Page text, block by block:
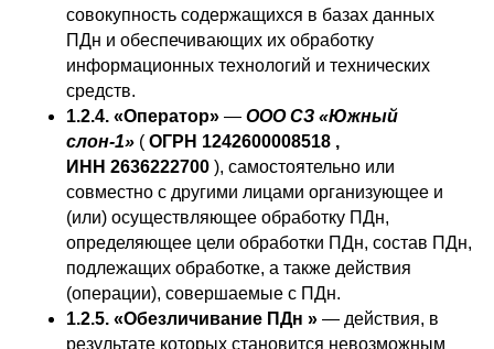
совокупность содержащихся в базах данных
ПДн и обеспечивающих их обработку
информационных технологий и технических
средств.
1.2.4. «Оператор» — ООО СЗ «Южный
слон-1» ( ОГРН 1242600008518 ,
ИНН 2636222700 ), самостоятельно или
совместно с другими лицами организующее и
(или) осуществляющее обработку ПДн,
определяющее цели обработки ПДн, состав ПДн,
подлежащих обработке, а также действия
(операции), совершаемые с ПДн.
1.2.5. «Обезличивание ПДн » — действия, в
результате которых становится невозможным